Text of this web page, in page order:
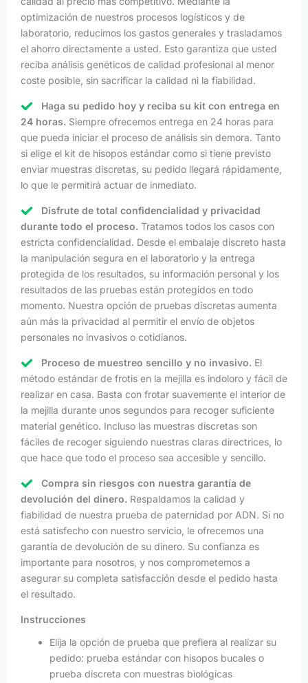
optimización de nuestros procesos logísticos y de
laboratorio, reducimos los gastos generales y trasladamos
el ahorro directamente a usted. Esto garantiza que usted
reciba análisis genéticos de calidad profesional al menor
coste posible, sin sacrificar la calidad ni la fiabilidad.
Haga su pedido hoy y reciba su kit con entrega en
24 horas. Siempre ofrecemos entrega en 24 horas para
que pueda iniciar el proceso de análisis sin demora. Tanto
si elige el kit de hisopos estándar como si tiene previsto
enviar muestras discretas, su pedido llegará rápidamente,
lo que le permitirá actuar de inmediato.
Disfrute de total confidencialidad y privacidad
durante todo el proceso. Tratamos todos los casos con
estricta confidencialidad. Desde el embalaje discreto hasta
la manipulación segura en el laboratorio y la entrega
protegida de los resultados, su información personal y los
resultados de las pruebas están protegidos en todo
momento. Nuestra opción de pruebas discretas aumenta
aún más la privacidad al permitir el envío de objetos
personales no invasivos o cotidianos.
Proceso de muestreo sencillo y no invasivo. El
método estándar de frotis en la mejilla es indoloro y fácil de
realizar en casa. Basta con frotar suavemente el interior de
la mejilla durante unos segundos para recoger suficiente
material genético. Incluso las muestras discretas son
fáciles de recoger siguiendo nuestras claras directrices, lo
que hace que todo el proceso sea accesible y sencillo.
Compra sin riesgos con nuestra garantía de
devolución del dinero. Respaldamos la calidad y
fiabilidad de nuestra prueba de paternidad por ADN. Si no
está satisfecho con nuestro servicio, le ofrecemos una
garantía de devolución de su dinero. Su confianza es
importante para nosotros, y nos comprometemos a
asegurar su completa satisfacción desde el pedido hasta
el resultado.
Instrucciones
Elija la opción de prueba que prefiera al realizar su
pedido: prueba estándar con hisopos bucales o
prueba discreta con muestras biológicas